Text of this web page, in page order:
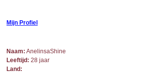
Mijn Profiel
Naam: AnelinsaShine
Leeftijd: 28 jaar
Land: